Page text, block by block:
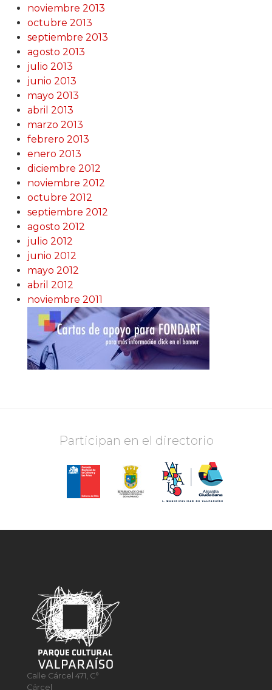
noviembre 2013
octubre 2013
septiembre 2013
agosto 2013
julio 2013
junio 2013
mayo 2013
abril 2013
marzo 2013
febrero 2013
enero 2013
diciembre 2012
noviembre 2012
octubre 2012
septiembre 2012
agosto 2012
julio 2012
junio 2012
mayo 2012
abril 2012
noviembre 2011
Participan en el directorio
Calle Cárcel 471, C°
Cárcel